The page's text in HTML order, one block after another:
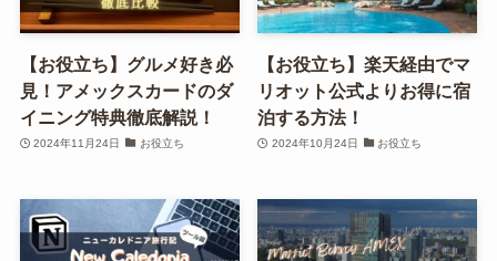
【お役立ち】グルメ好き必
見！アメックスカードのダ
イニング特典徹底解説！
2024年11月24日 お役立ち
【お役立ち】楽天経由でマ
リオット公式よりお得に宿
泊する方法！
2024年10月24日 お役立ち